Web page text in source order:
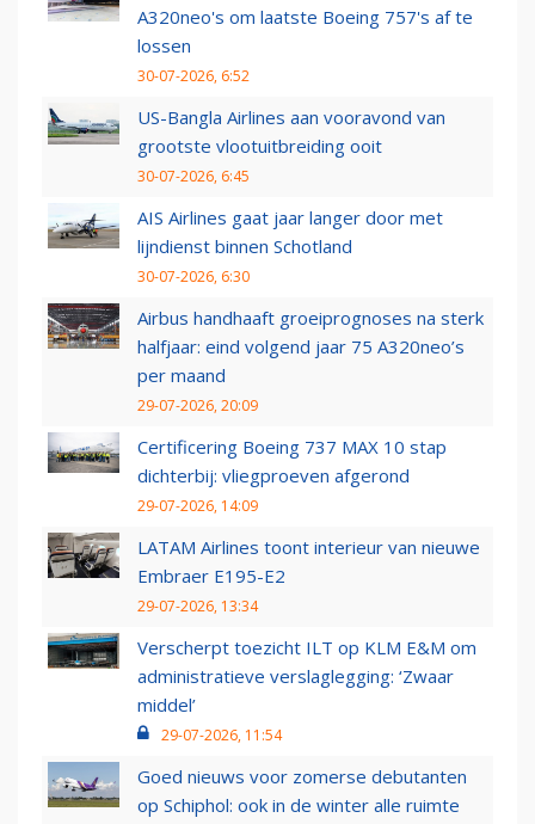
A320neo's om laatste Boeing 757's af te
lossen
30-07-2026, 6:52
US-Bangla Airlines aan vooravond van
grootste vlootuitbreiding ooit
30-07-2026, 6:45
AIS Airlines gaat jaar langer door met
lijndienst binnen Schotland
30-07-2026, 6:30
Airbus handhaaft groeiprognoses na sterk
halfjaar: eind volgend jaar 75 A320neo’s
per maand
29-07-2026, 20:09
Certificering Boeing 737 MAX 10 stap
dichterbij: vliegproeven afgerond
29-07-2026, 14:09
LATAM Airlines toont interieur van nieuwe
Embraer E195-E2
29-07-2026, 13:34
Verscherpt toezicht ILT op KLM E&M om
administratieve verslaglegging: ‘Zwaar
middel’
29-07-2026, 11:54
Goed nieuws voor zomerse debutanten
op Schiphol: ook in de winter alle ruimte